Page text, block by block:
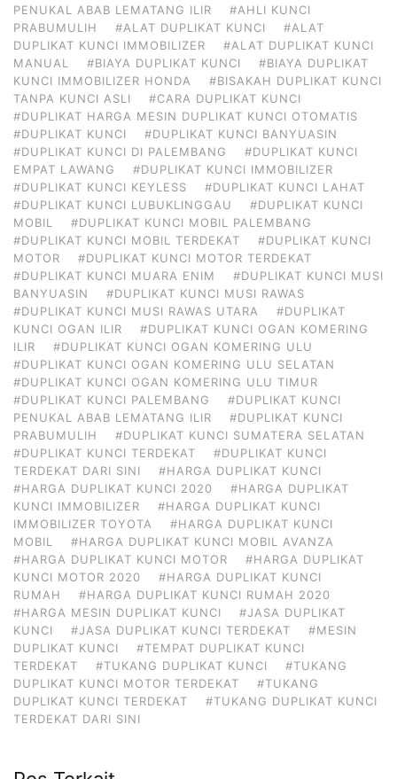
PENUKAL ABAB LEMATANG ILIR
#AHLI KUNCI
PRABUMULIH
#ALAT DUPLIKAT KUNCI
#ALAT
DUPLIKAT KUNCI IMMOBILIZER
#ALAT DUPLIKAT KUNCI
MANUAL
#BIAYA DUPLIKAT KUNCI
#BIAYA DUPLIKAT
KUNCI IMMOBILIZER HONDA
#BISAKAH DUPLIKAT KUNCI
TANPA KUNCI ASLI
#CARA DUPLIKAT KUNCI
#DUPLIKAT HARGA MESIN DUPLIKAT KUNCI OTOMATIS
#DUPLIKAT KUNCI
#DUPLIKAT KUNCI BANYUASIN
#DUPLIKAT KUNCI DI PALEMBANG
#DUPLIKAT KUNCI
EMPAT LAWANG
#DUPLIKAT KUNCI IMMOBILIZER
#DUPLIKAT KUNCI KEYLESS
#DUPLIKAT KUNCI LAHAT
#DUPLIKAT KUNCI LUBUKLINGGAU
#DUPLIKAT KUNCI
MOBIL
#DUPLIKAT KUNCI MOBIL PALEMBANG
#DUPLIKAT KUNCI MOBIL TERDEKAT
#DUPLIKAT KUNCI
MOTOR
#DUPLIKAT KUNCI MOTOR TERDEKAT
#DUPLIKAT KUNCI MUARA ENIM
#DUPLIKAT KUNCI MUSI
BANYUASIN
#DUPLIKAT KUNCI MUSI RAWAS
#DUPLIKAT KUNCI MUSI RAWAS UTARA
#DUPLIKAT
KUNCI OGAN ILIR
#DUPLIKAT KUNCI OGAN KOMERING
ILIR
#DUPLIKAT KUNCI OGAN KOMERING ULU
#DUPLIKAT KUNCI OGAN KOMERING ULU SELATAN
#DUPLIKAT KUNCI OGAN KOMERING ULU TIMUR
#DUPLIKAT KUNCI PALEMBANG
#DUPLIKAT KUNCI
PENUKAL ABAB LEMATANG ILIR
#DUPLIKAT KUNCI
PRABUMULIH
#DUPLIKAT KUNCI SUMATERA SELATAN
#DUPLIKAT KUNCI TERDEKAT
#DUPLIKAT KUNCI
TERDEKAT DARI SINI
#HARGA DUPLIKAT KUNCI
#HARGA DUPLIKAT KUNCI 2020
#HARGA DUPLIKAT
KUNCI IMMOBILIZER
#HARGA DUPLIKAT KUNCI
IMMOBILIZER TOYOTA
#HARGA DUPLIKAT KUNCI
MOBIL
#HARGA DUPLIKAT KUNCI MOBIL AVANZA
#HARGA DUPLIKAT KUNCI MOTOR
#HARGA DUPLIKAT
KUNCI MOTOR 2020
#HARGA DUPLIKAT KUNCI
RUMAH
#HARGA DUPLIKAT KUNCI RUMAH 2020
#HARGA MESIN DUPLIKAT KUNCI
#JASA DUPLIKAT
KUNCI
#JASA DUPLIKAT KUNCI TERDEKAT
#MESIN
DUPLIKAT KUNCI
#TEMPAT DUPLIKAT KUNCI
TERDEKAT
#TUKANG DUPLIKAT KUNCI
#TUKANG
DUPLIKAT KUNCI MOTOR TERDEKAT
#TUKANG
DUPLIKAT KUNCI TERDEKAT
#TUKANG DUPLIKAT KUNCI
TERDEKAT DARI SINI